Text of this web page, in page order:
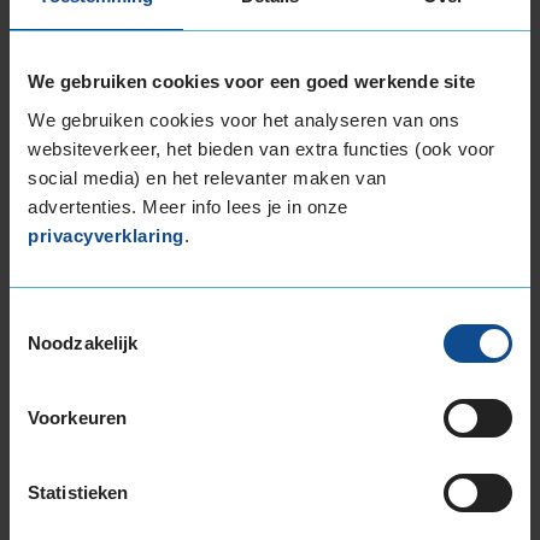
We gebruiken cookies voor een goed werkende site
We gebruiken cookies voor het analyseren van ons
websiteverkeer, het bieden van extra functies (ook voor
social media) en het relevanter maken van
advertenties. Meer info lees je in onze
privacyverklaring.
Noodzakelijk
Voorkeuren
Statistieken
Services
ACCU'S AIRCO ALL-SEASONBANDEN
APK AUTORUITEN BALANCEREN
BANDEN BANDENWISSEL
FIT-TO-GO